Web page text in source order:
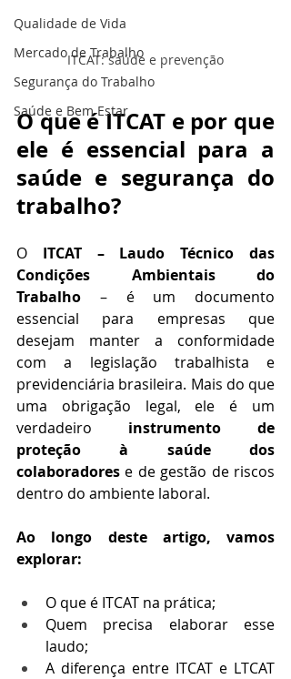
Qualidade de Vida
Mercado de Trabalho
Segurança do Trabalho
Saúde e Bem Estar
ITCAT: saúde e prevenção
O que é ITCAT e por que
ele é essencial para a
saúde e segurança do
trabalho?
O ITCAT – Laudo Técnico das
Condições Ambientais do
Trabalho – é um documento
essencial para empresas que
desejam manter a conformidade
com a legislação trabalhista e
previdenciária brasileira. Mais do que
uma obrigação legal, ele é um
verdadeiro instrumento de
proteção à saúde dos
colaboradores e de gestão de riscos
dentro do ambiente laboral.
Ao longo deste artigo, vamos
explorar:
O que é ITCAT na prática;
Quem precisa elaborar esse
laudo;
A diferença entre ITCAT e LTCAT